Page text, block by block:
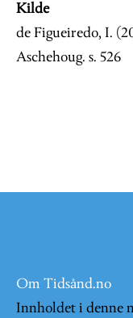
Kilde
de Figueiredo, I.
Aschehoug. s. 526
Om Tidsånd.no
Innholdet i denne